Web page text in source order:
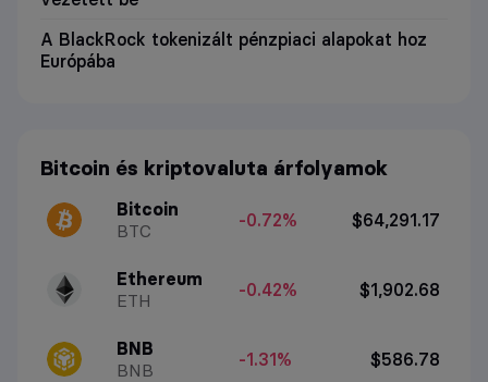
A BlackRock tokenizált pénzpiaci alapokat hoz
Európába
Bitcoin és kriptovaluta árfolyamok
Bitcoin
BTC
-0.72% $64,291.17
Ethereum
ETH
-0.42% $1,902.68
BNB
BNB
-1.31% $586.78